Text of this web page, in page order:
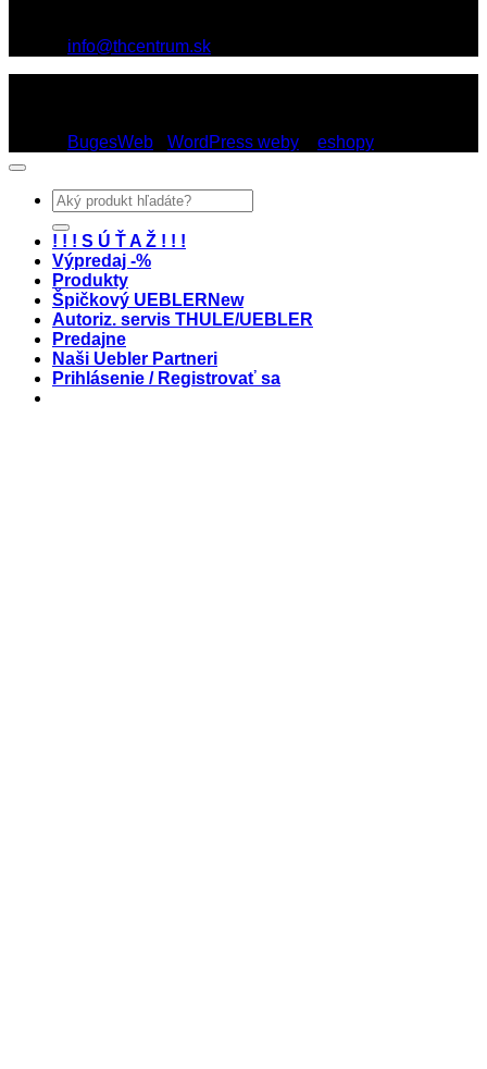
info@thcentrum.sk
BugesWeb WordPress weby eshopy
Hľadať:
! ! ! S Ú Ť A Ž ! ! !
Výpredaj -%
Produkty
Špičkový UEBLER
Autoriz. servis THULE/UEBLER
Predajne
Naši Uebler Partneri
Prihlásenie / Registrovať sa